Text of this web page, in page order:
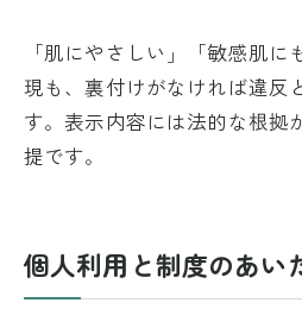
「肌にやさしい」「敏感肌
現も、裏付けがなければ違反
す。表示内容には法的な根拠
提です。
個人利用と制度のあい